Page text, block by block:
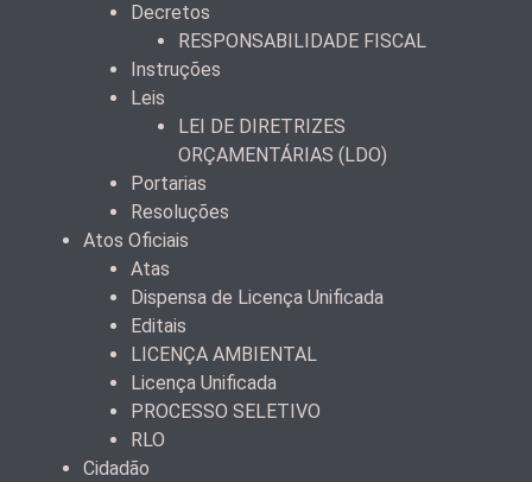
Decretos
RESPONSABILIDADE FISCAL
Instruções
Leis
LEI DE DIRETRIZES
ORÇAMENTÁRIAS (LDO)
Portarias
Resoluções
Atos Oficiais
Atas
Dispensa de Licença Unificada
Editais
LICENÇA AMBIENTAL
Licença Unificada
PROCESSO SELETIVO
RLO
Cidadão